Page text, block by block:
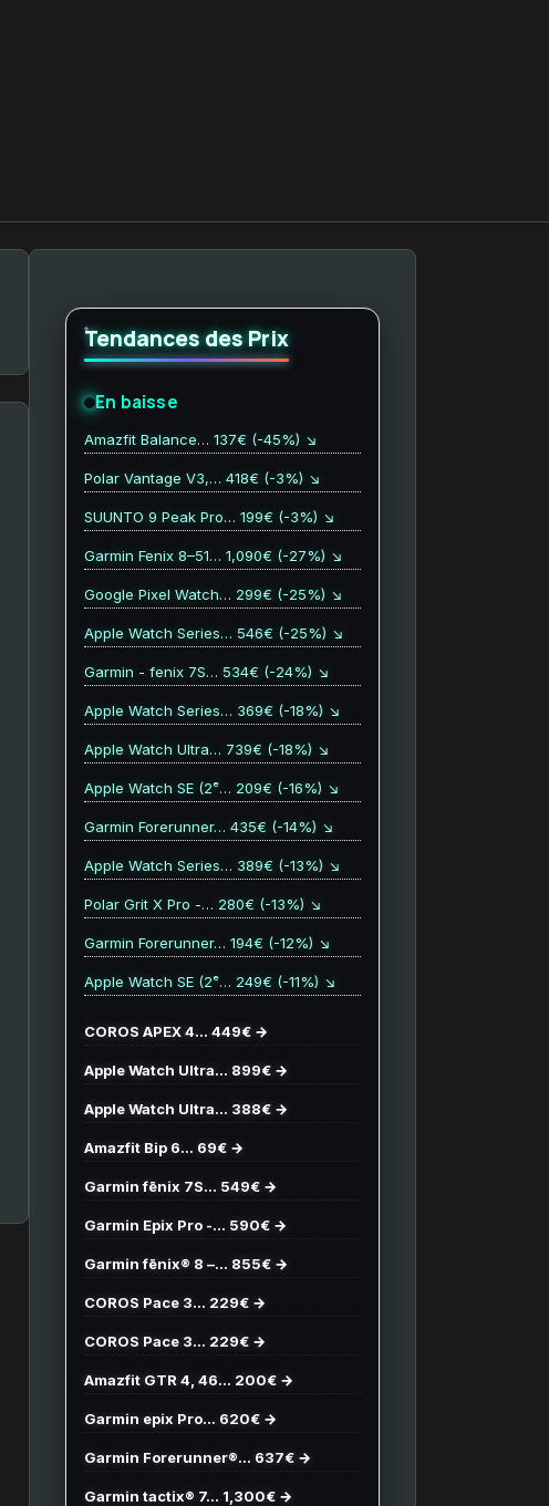
Tendances des Prix
En baisse
Amazfit Balance… 137€ (-45%) ↘
Polar Vantage V3,… 418€ (-3%) ↘
SUUNTO 9 Peak Pro… 199€ (-3%) ↘
Garmin Fenix 8–51… 1,090€ (-27%) ↘
Google Pixel Watch… 299€ (-25%) ↘
Apple Watch Series… 546€ (-25%) ↘
Garmin - fenix 7S… 534€ (-24%) ↘
Apple Watch Series… 369€ (-18%) ↘
Apple Watch Ultra… 739€ (-18%) ↘
Apple Watch SE (2ᵉ… 209€ (-16%) ↘
Garmin Forerunner… 435€ (-14%) ↘
Apple Watch Series… 389€ (-13%) ↘
Polar Grit X Pro -… 280€ (-13%) ↘
Garmin Forerunner… 194€ (-12%) ↘
Apple Watch SE (2ᵉ… 249€ (-11%) ↘
COROS APEX 4… 449€ →
Apple Watch Ultra… 899€ →
Apple Watch Ultra… 388€ →
Amazfit Bip 6… 69€ →
Garmin fēnix 7S… 549€ →
Garmin Epix Pro -… 590€ →
Garmin fēnix® 8 –… 855€ →
COROS Pace 3… 229€ →
COROS Pace 3… 229€ →
Amazfit GTR 4, 46… 200€ →
Garmin epix Pro… 620€ →
Garmin Forerunner®… 637€ →
Garmin tactix® 7… 1,300€ →